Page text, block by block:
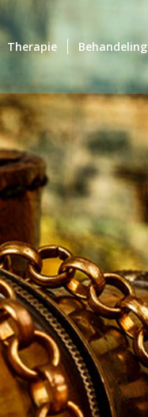
Therapie Behandeling